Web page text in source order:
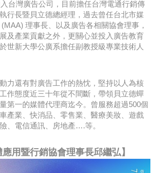
台灣廣告公司，目前擔任台灣電通行銷傳
行長暨貝立德總經理，過去曾任台北市媒
理事長、以及廣告各相關協會理事，
及產業貢獻之外，更關心並投入廣告教育
世新大學公廣系擔任副教授級專業技術人
力還有對廣告工作的熱忱，堅持以人為核
作態度近三十年從不間斷，帶領貝立德蟬
第一的媒體代理商迄今。曾服務超過500個
產業、快消品、零售業、醫療美妝、遊戲
、電信通訊、房地產….等。
應用暨行銷協會理事長邱繼弘】